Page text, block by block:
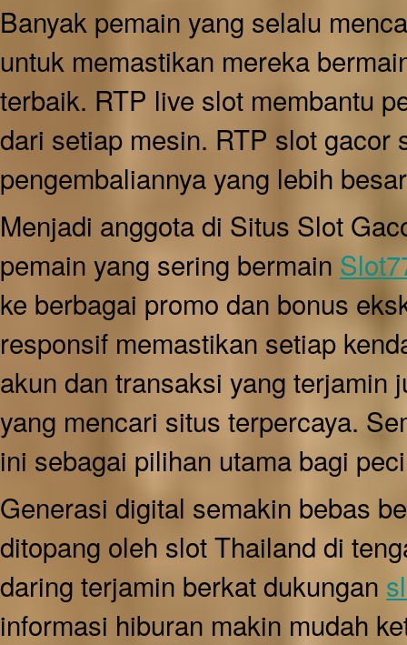
Banyak pemain yang selalu
untuk memastikan mereka
terbaik. RTP live slot membantu
dari setiap mesin. RTP slot gacor
pengembaliannya yang lebih
Menjadi anggota di Situs Slot
pemain yang sering bermain
ke berbagai promo dan bonus
responsif memastikan setiap
akun dan transaksi yang terjamin
yang mencari situs terpercaya.
ini sebagai pilihan utama bagi
Generasi digital semakin bebas
ditopang oleh slot Thailand di
daring terjamin berkat dukungan
informasi hiburan makin mudah